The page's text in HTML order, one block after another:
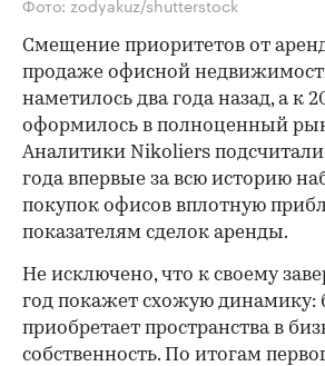
Смещение приоритетов от
продаже офисной
наметилось два года назад, а к
оформилось в полноценный
Аналитики Nikoliers
года впервые за всю историю
покупок офисов вплотную
показателям сделок аренды.
Не исключено, что к своему
год покажет схожую динамику:
приобретает пространства в
собственность. По итогам